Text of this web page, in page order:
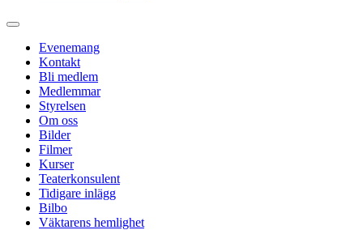
Evenemang
Kontakt
Bli medlem
Medlemmar
Styrelsen
Om oss
Bilder
Filmer
Kurser
Teaterkonsulent
Tidigare inlägg
Bilbo
Väktarens hemlighet